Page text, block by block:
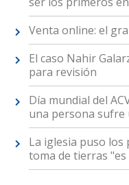
Venta online: el
El caso Nahir
para revisión
Día mundial del
una persona sufre
La iglesia puso los
toma de tierras